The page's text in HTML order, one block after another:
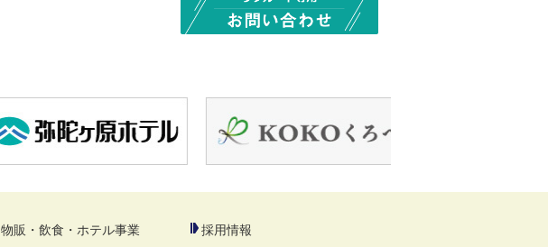
物販・飲食・ホテル事業
採用情報